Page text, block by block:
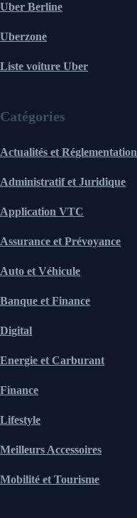
Uber Berline
Uberzone
Liste voiture Uber
Catégories
Actualités et Réglementation
Administratif et Juridique
Application VTC
Assurance et Prévoyance
Auto et Véhicule
Banque et Finance
Digital
Energie et Carburant
Finance
Lifestyle
Meilleurs Accessoires
Mobilité et Tourisme